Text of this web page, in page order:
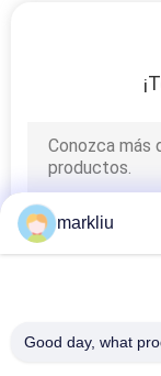
markliu
Good day, what